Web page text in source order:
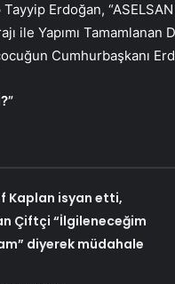
Erdoğan,
ile Yapımı
Cumhurbaşkanı
Kaplan isyan etti,
Çiftçi “İlgileneceğim
diyerek müdahale